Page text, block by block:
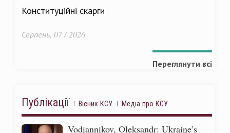
Конституційні скарги
Серпень, 07 / 2026
Переглянути всі
Публікації Вісник КСУ Медіа про КСУ
Vodiannikov, Oleksandr: Ukraine’s